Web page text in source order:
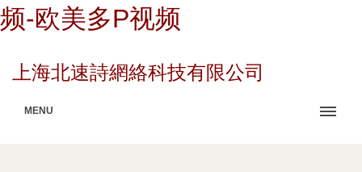
频-欧美多P视频
上海北速詩網絡科技有限公司
MENU